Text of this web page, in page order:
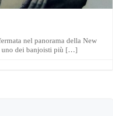
nel panorama della New
uno dei banjoisti più […]